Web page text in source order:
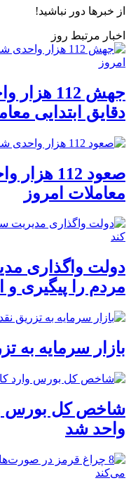
از خبرها دور نباشید!
اخبار مرتبط روز
جهش 112
دقایق ابتدایی
صعود
معاملات امروز
دولت واگذاری
مردم را پیگیری و
بازار سرمایه به
واحد شد